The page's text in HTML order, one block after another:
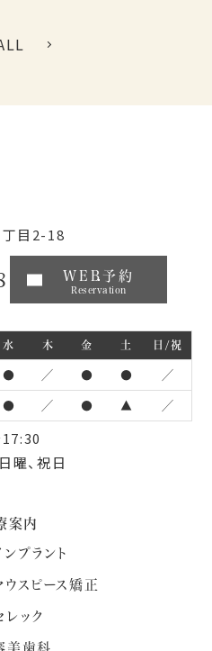
目2-18
WEB予約
Reservation
水 木 金 土 日/祝
● ／ ● ● ／
● ／ ● ▲ ／
曜、祝日
案内
ンプラント
ウスピース矯正
レック
美歯科